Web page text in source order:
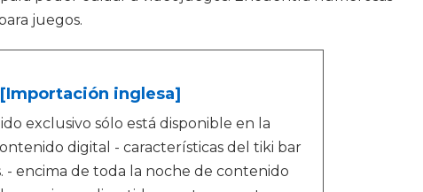
juegos.
inglesa]
exclusivo sólo está disponible en la
digital - características del tiki bar
- encima de toda la noche de contenido